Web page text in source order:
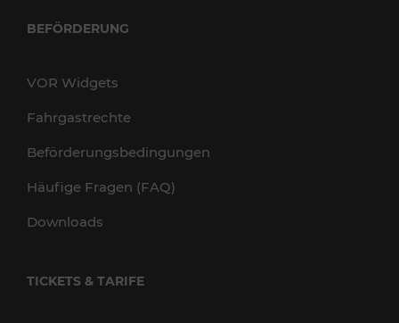
BEFÖRDERUNG
VOR Widgets
Fahrgastrechte
Beförderungsbedingungen
Häufige Fragen (FAQ)
Downloads
TICKETS & TARIFE